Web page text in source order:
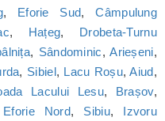
, Eforie Sud,Câmpulung
, Hațeg, Drobeta-Turnu
, Sândominic,Arieșeni,
, Sibiel, Lacu Roșu,Aiud,
Lacului Lesu, Brașov,
Eforie Nord, Sibiu, Izvoru